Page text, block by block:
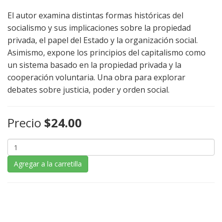
El autor examina distintas formas históricas del
socialismo y sus implicaciones sobre la propiedad
privada, el papel del Estado y la organización social.
Asimismo, expone los principios del capitalismo como
un sistema basado en la propiedad privada y la
cooperación voluntaria. Una obra para explorar
debates sobre justicia, poder y orden social.
Precio $24.00
Agregar a la carretilla